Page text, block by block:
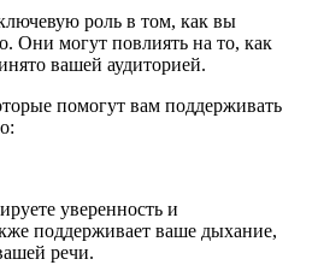
роль в том, как вы
Они могут повлиять на то, как
вашей аудиторией.
помогут вам поддерживать
уверенность и
поддерживает ваше дыхание,
речи.